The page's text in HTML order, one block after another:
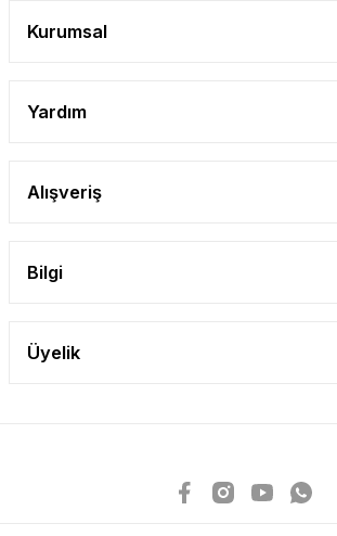
Kurumsal
Yardım
Alışveriş
Bilgi
Üyelik